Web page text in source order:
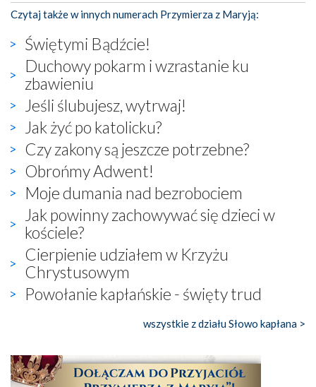
Czytaj także w innych numerach Przymierza z Maryją:
Świętymi Bądźcie!
Duchowy pokarm i wzrastanie ku
zbawieniu
Jeśli ślubujesz, wytrwaj!
Jak żyć po katolicku?
Czy zakony są jeszcze potrzebne?
Obrońmy Adwent!
Moje dumania nad bezrobociem
Jak powinny zachowywać się dzieci w
kościele?
Cierpienie udziałem w Krzyżu
Chrystusowym
Powołanie kapłańskie - święty trud
wszystkie z działu Słowo kapłana >